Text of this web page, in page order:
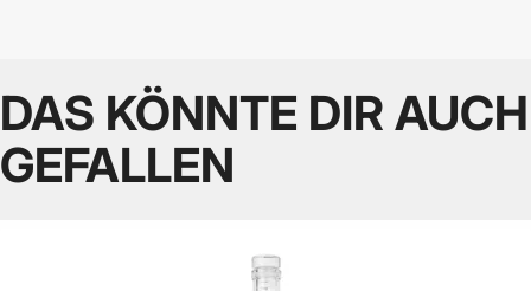
DAS KÖNNTE DIR AUCH
GEFALLEN